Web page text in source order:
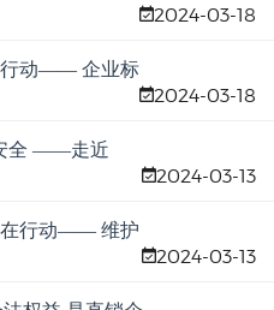
2024-03-18
行动—— 企业标
电产业释放消费
2024-03-18
全 ——走近
2024-03-13
在行动—— 维护
2024-03-13